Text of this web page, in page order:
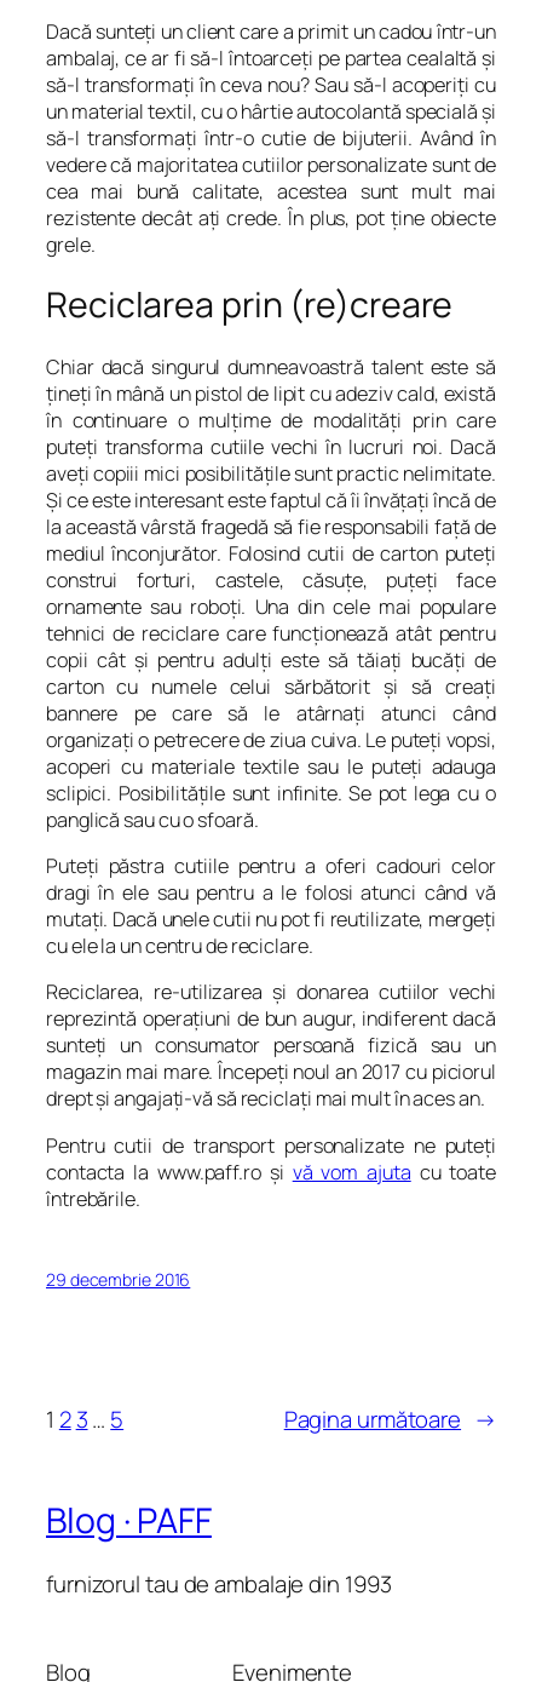
Dacă sunteți un client care a primit un cadou într-un
ambalaj, ce ar fi să-l întoarceți pe partea cealaltă și
să-l transformați în ceva nou? Sau să-l acoperiți cu
un material textil, cu o hârtie autocolantă specială și
să-l transformați într-o cutie de bijuterii. Având în
vedere că majoritatea cutiilor personalizate sunt de
cea mai bună calitate, acestea sunt mult mai
rezistente decât ați crede. În plus, pot ține obiecte
grele.
Reciclarea prin (re)creare
Chiar dacă singurul dumneavoastră talent este să
țineți în mână un pistol de lipit cu adeziv cald, există
în continuare o mulțime de modalități prin care
puteți transforma cutiile vechi în lucruri noi. Dacă
aveți copiii mici posibilitățile sunt practic nelimitate.
Și ce este interesant este faptul că îi învățați încă de
la această vârstă fragedă să fie responsabili față de
mediul înconjurător. Folosind cutii de carton puteți
construi forturi, castele, căsuțe, puțeți face
ornamente sau roboți. Una din cele mai populare
tehnici de reciclare care funcționează atât pentru
copii cât și pentru adulți este să tăiați bucăți de
carton cu numele celui sărbătorit și să creați
bannere pe care să le atârnați atunci când
organizați o petrecere de ziua cuiva. Le puteți vopsi,
acoperi cu materiale textile sau le puteți adauga
sclipici. Posibilitățile sunt infinite. Se pot lega cu o
panglică sau cu o sfoară.
Puteți păstra cutiile pentru a oferi cadouri celor
dragi în ele sau pentru a le folosi atunci când vă
mutați. Dacă unele cutii nu pot fi reutilizate, mergeți
cu ele la un centru de reciclare.
Reciclarea, re-utilizarea și donarea cutiilor vechi
reprezintă operațiuni de bun augur, indiferent dacă
sunteți un consumator persoană fizică sau un
magazin mai mare. Începeți noul an 2017 cu piciorul
drept și angajați-vă să reciclați mai mult în aces an.
Pentru cutii de transport personalizate ne puteți
contacta la www.paff.ro și vă vom ajuta cu toate
întrebările.
29 decembrie 2016
1 2 3… 5 Pagina următoare →
Blog · PAFF
furnizorul tau de ambalaje din 1993
Blog Evenimente